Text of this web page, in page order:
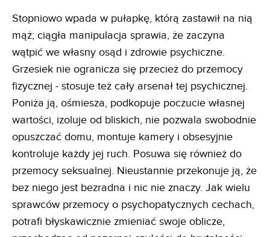
Stopniowo wpada w pułapkę, którą zastawił na nią
mąż; ciągła manipulacja sprawia, że zaczyna
wątpić we własny osąd i zdrowie psychiczne.
Grzesiek nie ogranicza się przecież do przemocy
fizycznej - stosuje też cały arsenał tej psychicznej.
Poniża ją, ośmiesza, podkopuje poczucie własnej
wartości, izoluje od bliskich, nie pozwala swobodnie
opuszczać domu, montuje kamery i obsesyjnie
kontroluje każdy jej ruch. Posuwa się również do
przemocy seksualnej. Nieustannie przekonuje ją, że
bez niego jest bezradna i nic nie znaczy. Jak wielu
sprawców przemocy o psychopatycznych cechach,
potrafi błyskawicznie zmieniać swoje oblicze,